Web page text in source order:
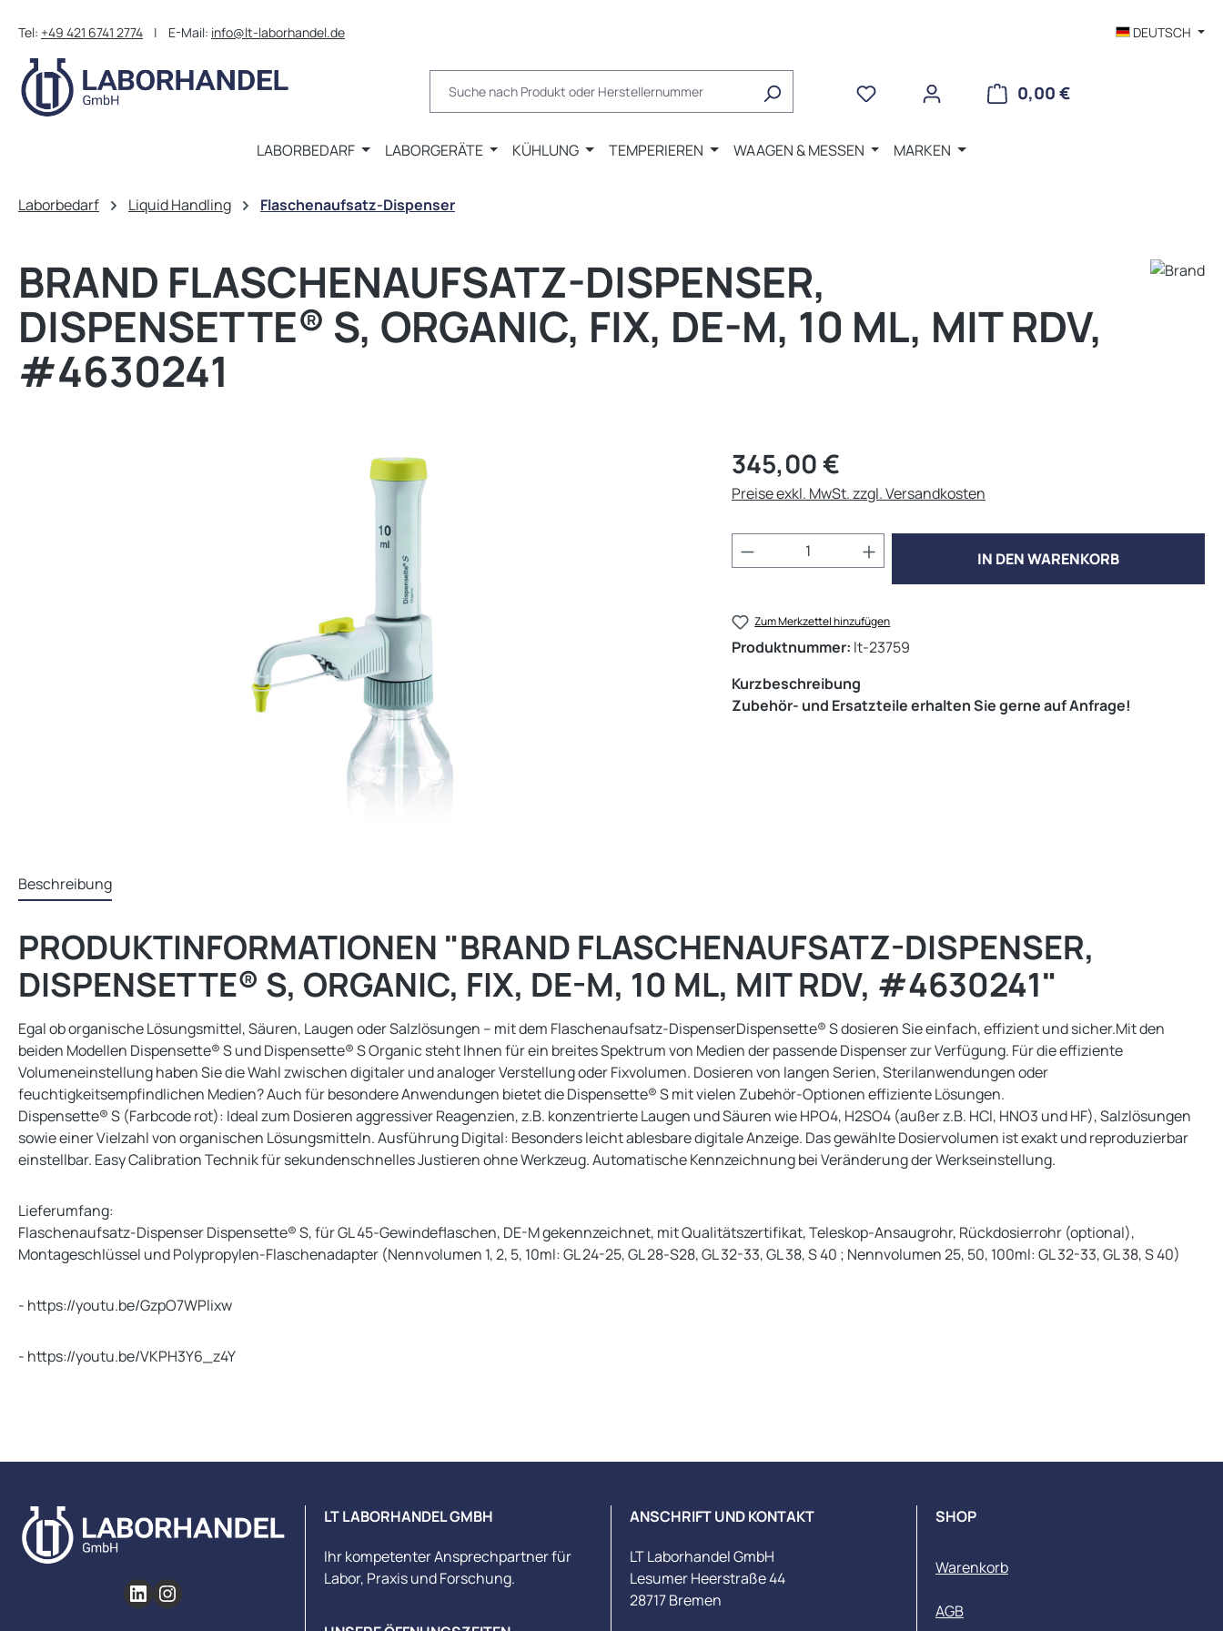
Tel: +49 421 6741 2774 | E-Mail: info@lt-laborhandel.de DEUTSCH
0,00 €WARENKORB
LABORBEDARF LABORGERÄTE KÜHLUNG TEMPERIEREN WAAGEN & MESSEN MARKEN
Laborbedarf Liquid Handling Flaschenaufsatz-Dispenser
BRAND FLASCHENAUFSATZ-DISPENSER,
DISPENSETTE® S, ORGANIC, FIX, DE-M, 10 ML, MIT RDV,
#4630241
Regulärer Preis:
345,00 €
Preise exkl. MwSt. zzgl. Versandkosten
Produkt Anzahl: Gib den gewünschten Wert
IN DEN WARENKORB
Zum Merkzettel hinzufügen
Produktnummer: lt-23759
Kurzbeschreibung
Zubehör- und Ersatzteile erhalten Sie gerne auf Anfrage!
Beschreibung
PRODUKTINFORMATIONEN "BRAND FLASCHENAUFSATZ-DISPENSER,
DISPENSETTE® S, ORGANIC, FIX, DE-M, 10 ML, MIT RDV, #4630241"
Egal ob organische Lösungsmittel, Säuren, Laugen oder Salzlösungen – mit dem Flaschenaufsatz-DispenserDispensette® S dosieren Sie einfach, effizient und sicher.Mit den
beiden Modellen Dispensette® S und Dispensette® S Organic steht Ihnen für ein breites Spektrum von Medien der passende Dispenser zur Verfügung. Für die effiziente
Volumeneinstellung haben Sie die Wahl zwischen digitaler und analoger Verstellung oder Fixvolumen. Dosieren von langen Serien, Sterilanwendungen oder
feuchtigkeitsempfindlichen Medien? Auch für besondere Anwendungen bietet die Dispensette® S mit vielen Zubehör-Optionen effiziente Lösungen.
Dispensette® S (Farbcode rot): Ideal zum Dosieren aggressiver Reagenzien, z.B. konzentrierte Laugen und Säuren wie HPO4, H2SO4 (außer z.B. HCl, HNO3 und HF), Salzlösungen
sowie einer Vielzahl von organischen Lösungsmitteln. Ausführung Digital: Besonders leicht ablesbare digitale Anzeige. Das gewählte Dosiervolumen ist exakt und reproduzierbar
einstellbar. Easy Calibration Technik für sekundenschnelles Justieren ohne Werkzeug. Automatische Kennzeichnung bei Veränderung der Werkseinstellung.
Lieferumfang:
Flaschenaufsatz-Dispenser Dispensette® S, für GL 45-Gewindeflaschen, DE-M gekennzeichnet, mit Qualitätszertifikat, Teleskop-Ansaugrohr, Rückdosierrohr (optional),
Montageschlüssel und Polypropylen-Flaschenadapter (Nennvolumen 1, 2, 5, 10ml: GL 24-25, GL 28-S28, GL 32-33, GL 38, S 40 ; Nennvolumen 25, 50, 100ml: GL 32-33, GL 38, S 40)
- https://youtu.be/GzpO7WPlixw
- https://youtu.be/VKPH3Y6_z4Y
LT LABORHANDEL GMBH
Ihr kompetenter Ansprechpartner für
Labor, Praxis und Forschung.
ANSCHRIFT UND KONTAKT
LT Laborhandel GmbH
Lesumer Heerstraße 44
28717 Bremen
SHOP
Warenkorb
AGB